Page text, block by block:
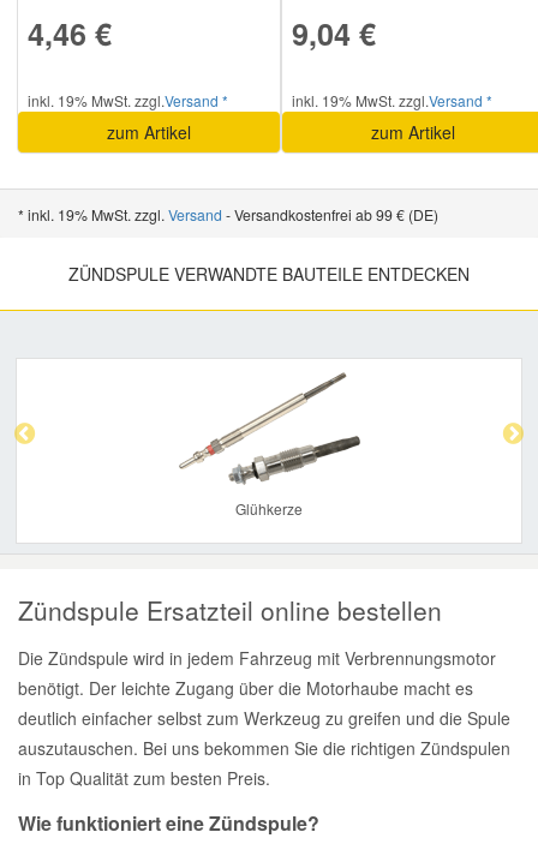
4,46 €
inkl. 19% MwSt. zzgl.Versand *
zum Artikel
9,04 €
inkl. 19% MwSt. zzgl.Versand *
zum Artikel
* inkl. 19% MwSt. zzgl. Versand - Versandkostenfrei ab 99 € (DE)
ZÜNDSPULE VERWANDTE BAUTEILE ENTDECKEN
Glühkerze
Zündspule Ersatzteil online bestellen
Die Zündspule wird in jedem Fahrzeug mit Verbrennungsmotor
benötigt. Der leichte Zugang über die Motorhaube macht es
deutlich einfacher selbst zum Werkzeug zu greifen und die Spule
auszutauschen. Bei uns bekommen Sie die richtigen Zündspulen
in Top Qualität zum besten Preis.
Wie funktioniert eine Zündspule?